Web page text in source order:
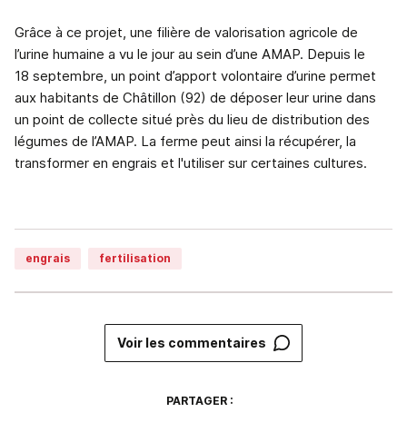
Grâce à ce projet, une filière de valorisation agricole de
l’urine humaine a vu le jour au sein d’une AMAP. Depuis le
18 septembre, un point d’apport volontaire d’urine permet
aux habitants de Châtillon (92) de déposer leur urine dans
un point de collecte situé près du lieu de distribution des
légumes de l’AMAP. La ferme peut ainsi la récupérer, la
transformer en engrais et l'utiliser sur certaines cultures.
engrais fertilisation
Voir les commentaires
PARTAGER :